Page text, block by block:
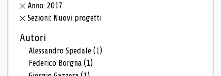
Anno: 2017
Sezioni: Nuovi progetti
Autori
Alessandro Spedale(1)
Federico Borgna(1)